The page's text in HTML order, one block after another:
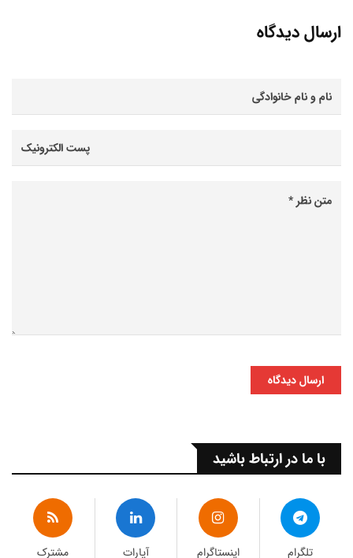
ارسال دیدگاه
ارسال دیدگاه
با ما در ارتباط باشید
تلگرام اینستاگرام آپارات مشترک